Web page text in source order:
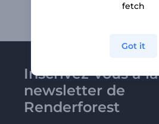
Inscrivez-vous à la
newsletter de
Renderforest
fetch
Got it